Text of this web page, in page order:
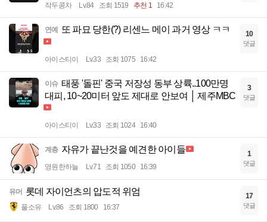
작두콩차 Lv.84 조회 1519 추천 1 16:42
연예 또 파묘 당한(?) 리센느 메이 과거 영상 ㅋㅋ
아이스티이 Lv.33 조회 1075 16:42
10
댓글
이슈 태풍 '돌핀' 중국 저장성 동부 상륙..100만명
대피, 10~20미터 앞도 제대로 안보여 │ 제주MBC
아이스티이 Lv.33 조회 1024 16:40
3
댓글
계층 자유가 끝난것을 예견한 아이들
영원한하늘 Lv.71 조회 1050 16:39
1
댓글
유머 롯데 자이언츠의 압도적 위엄
풀소유 Lv.86 조회 1800 16:37
17
댓글